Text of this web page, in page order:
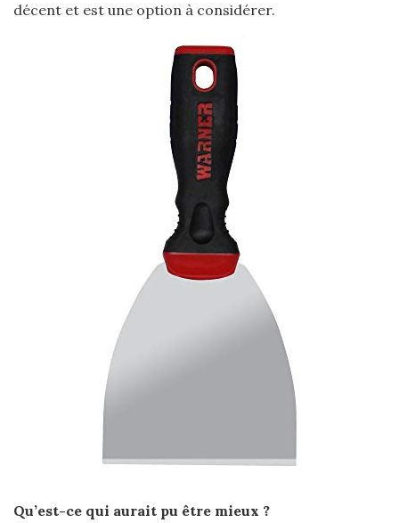
décent et est une option à considérer.
Qu’est-ce qui aurait pu être mieux ?